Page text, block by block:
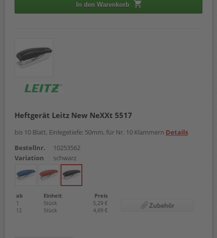
In den Warenkorb
Heftgerät Leitz New NeXXt 5517
bis 10 Blatt, Einlegetiefe: 50mm, für Nr. 10 Klammern Details
Bestellnr.
10253562
Variation
schwarz
ab Einheit
Preis
1
Stück
5,29 €
12
Stück 4,69 €
Zubehör